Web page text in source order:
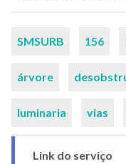
Palavras-
SMSURB 156
árvore
luminaria vias
Link do serviço